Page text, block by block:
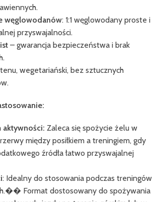
węglowodanów: 1:1 węglowodany proste i
przyswajalności.
– gwarancja bezpieczeństwa i brak
wegetariański, bez sztucznych
aktywności: Zaleca się spożycie żelu w
między posiłkiem a treningiem, gdy
źródła łatwo przyswajalnej
: Idealny do stosowania podczas treningów
Format dostosowany do spożywania